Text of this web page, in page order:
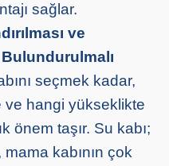
sağlar.
ve
seçmek kadar,
ve hangi yükseklikte
önem taşır. Su kabı;
kabının çok